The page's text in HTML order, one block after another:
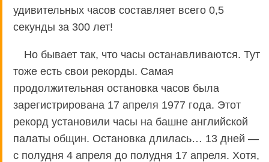
удивительных часов составляет всего 0,5
секунды за 300 лет!
Но бывает так, что часы останавливаются. Тут
тоже есть свои рекорды. Самая
продолжительная остановка часов была
зарегистрирована 17 апреля 1977 года. Этот
рекорд установили часы на башне английской
палаты общин. Остановка длилась… 13 дней —
с полудня 4 апреля до полудня 17 апреля. Хотя,